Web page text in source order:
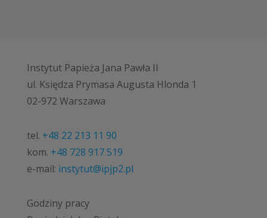
Instytut Papieża Jana Pawła II
ul. Księdza Prymasa Augusta Hlonda 1
02-972 Warszawa
tel. +48 22 213 11 90
kom. +48 728 917 519
e-mail: instytut@ipjp2.pl
Godziny pracy